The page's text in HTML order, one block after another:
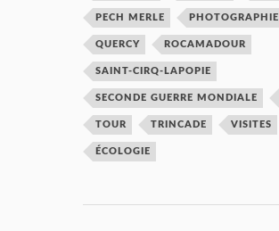
PECH MERLE PHOTOGRAPHIE
QUERCY ROCAMADOUR
SAINT-CIRQ-LAPOPIE
SECONDE GUERRE MONDIALE
TOUR TRINCADE VISITES
ÉCOLOGIE